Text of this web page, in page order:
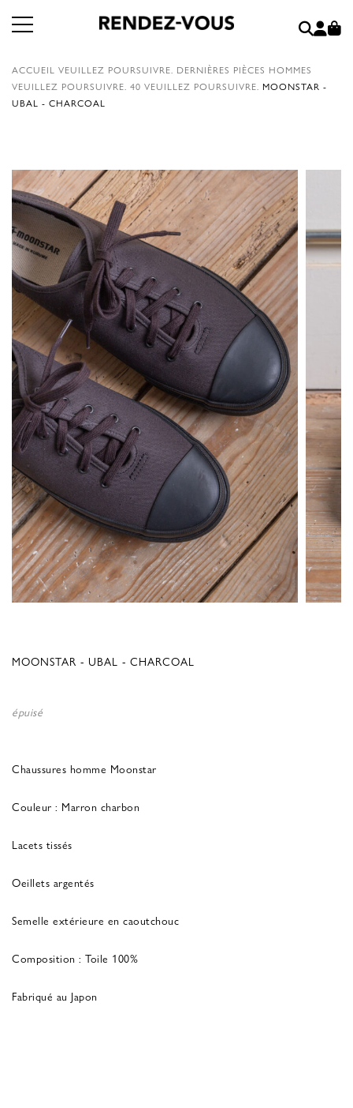
ACCUEIL VEUILLEZ POURSUIVRE. DERNIÈRES PIÈCES HOMMES
VEUILLEZ POURSUIVRE. 40 VEUILLEZ POURSUIVRE. MOONSTAR -
UBAL - CHARCOAL
MOONSTAR - UBAL - CHARCOAL
épuisé
Chaussures homme Moonstar
Couleur : Marron charbon
Lacets tissés
Oeillets argentés
Semelle extérieure en caoutchouc
Composition : Toile 100%
Fabriqué au Japon